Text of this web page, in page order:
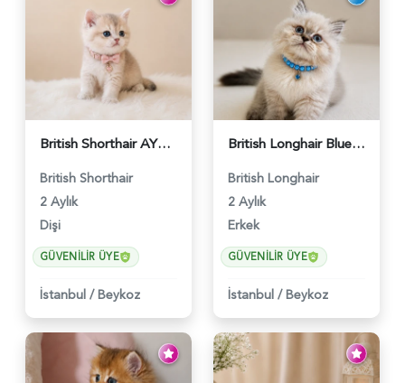
British Shorthair AY12 Güzel Kızımız - 6349
British Shorthair
2 Aylık
Dişi
GÜVENILIR ÜYE
İstanbul / Beykoz
British Longhair Blue Point Erkek Pofuduk Yavrumuz - 6348
British Longhair
2 Aylık
Erkek
GÜVENILIR ÜYE
İstanbul / Beykoz